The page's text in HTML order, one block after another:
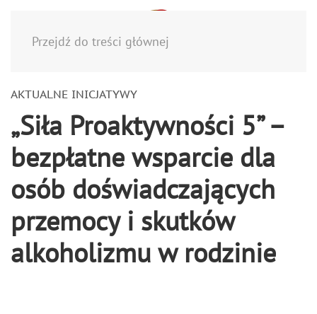
Przejdź do treści głównej
AKTUALNE INICJATYWY
„Siła Proaktywności 5” –
bezpłatne wsparcie dla
osób doświadczających
przemocy i skutków
alkoholizmu w rodzinie